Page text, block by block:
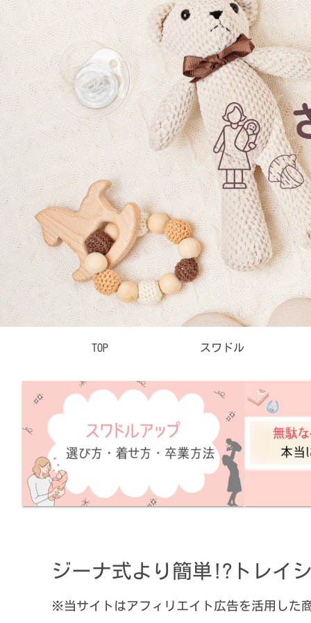
TOP スワドル
ジーナ式より簡単!?トレイ
※当サイトはアフィリエイト広告を活用した